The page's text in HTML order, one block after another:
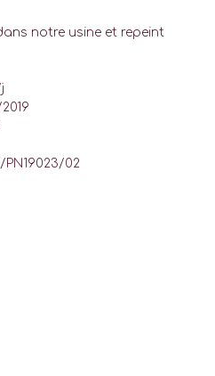
notre usine et repeint
PN19023/02